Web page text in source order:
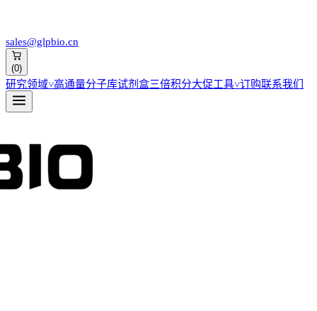
sales@glpbio.cn
(0)
研究领域˅高通量分子库试剂盒三倍积分大促工具˅订购联系我们